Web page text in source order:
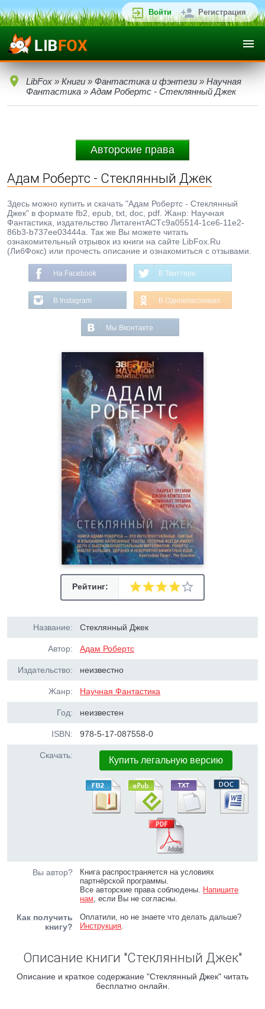
Войти Регистрация
LibFox » Книги » Фантастика и фэнтези » Научная
Фантастика » Адам Робертс - Стеклянный Джек
Авторские права
Адам Робертс - Стеклянный Джек
Здесь можно купить и скачать "Адам Робертс - Стеклянный
Джек" в формате fb2, epub, txt, doc, pdf. Жанр: Научная
Фантастика, издательство ЛитагентАСТc9a05514-1ce6-11e2-
86b3-b737ee03444a. Так же Вы можете читать
ознакомительный отрывок из книги на сайте LibFox.Ru
(ЛибФокс) или прочесть описание и ознакомиться с отзывами.
На Facebook В Твиттере
В Instagram В Одноклассниках
Мы Вконтакте
Рейтинг:
Название: Стеклянный Джек
Автор: Адам Робертс
Издательство: неизвестно
Жанр: Научная Фантастика
Год: неизвестен
ISBN: 978-5-17-087558-0
Скачать: Купить легальную версию
Вы автор?
Книга распространяется на условиях
партнёрской программы.
Все авторские права соблюдены. Напишите
нам, если Вы не согласны.
Как получить
книгу?
Оплатили, но не знаете что делать дальше?
Инструкция.
Описание книги "Стеклянный Джек"
Описание и краткое содержание "Стеклянный Джек" читать
бесплатно онлайн.